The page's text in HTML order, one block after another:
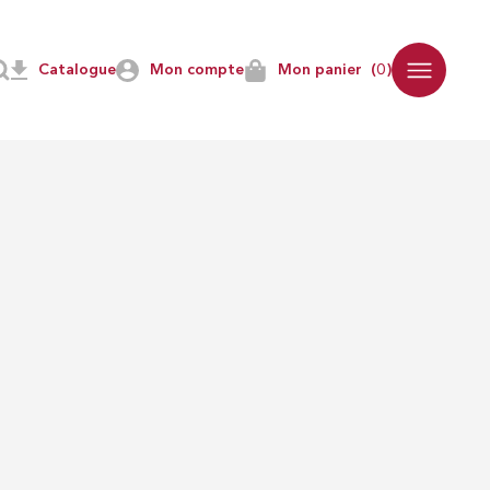
Mon compte Mon panier (0)
Catalogue